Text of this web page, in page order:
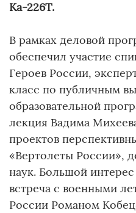
Ка-226Т.
В рамках деловой
обеспечил участие
Героев России,
класс по публичным
образовательной
лекция Вадима
проектов
«Вертолеты России»,
наук. Большой интерес
встреча с военными
России Романом